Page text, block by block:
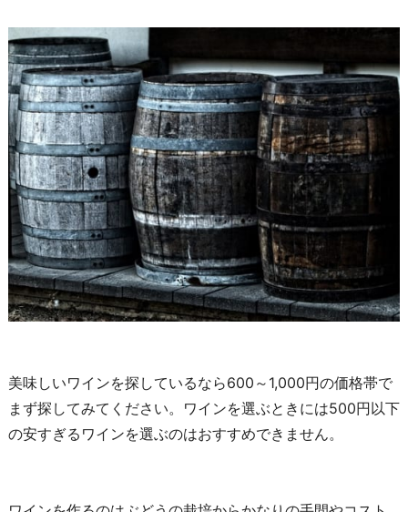
美味しいワインを探しているなら600～1,000円の価格帯で
まず探してみてください。ワインを選ぶときには500円以下
の安すぎるワインを選ぶのはおすすめできません。